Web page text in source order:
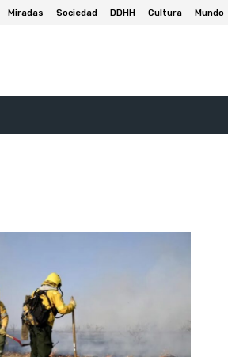
Miradas Sociedad DDHH Cultura Mundo